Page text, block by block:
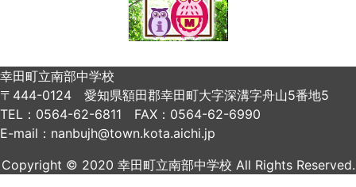
幸田町立南部中学校
〒444-0124 愛知県額田郡幸田町大字深溝字舟山5番地5
TEL：0564-62-6811 FAX：0564-62-6990
E-mail：nanbujh@town.kota.aichi.jp
Copyright © 2020 幸田町立南部中学校 All Rights Reserved.